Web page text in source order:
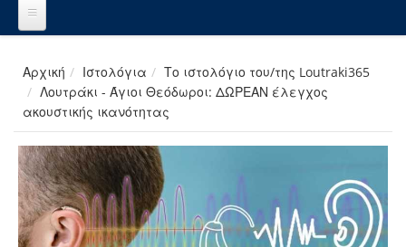
Αρχική Ιστολόγια
Το ιστολόγιο του/της Loutraki365
Λουτράκι - Άγιοι Θεόδωροι: ΔΩΡΕΑΝ έλεγχος
ακουστικής ικανότητας